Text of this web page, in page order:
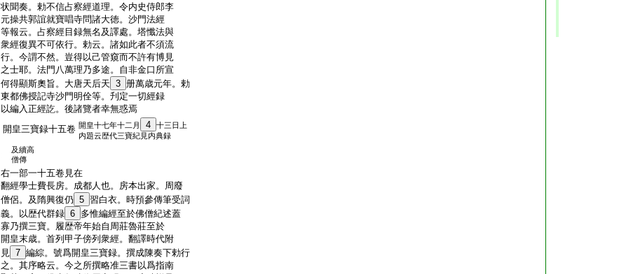
状聞奏。勅不信占察經道理。令内史侍郎李
元操共郭誼就寶唱寺問諸大徳。沙門法經
等報云。占察經目録無名及譯處。塔懺法與
衆經復異不可依行。勅云。諸如此者不須流
行。今謂不然。豈得以己管窺而不許有博見
之士耶。法門八萬理乃多途。自非金口所宣
何得顯斯奧旨。大唐天后天 3 册萬歳元年。勅
東都佛授記寺沙門明佺等。刋定一切經録
以編入正經訖。後諸覽者幸無惑焉
開皇三寶録十五卷 開皇十七年十二月 4
十三日上
内題云歴代三寶紀見内典録
及續高
僧傳
右一部一十五卷見在
翻經學士費長房。成都人也。房本出家。周廢
僧侶。及隋興復仍 5 習白衣。時預參傳筆受詞
義。以歴代群録 6 多惟編經至於佛僧紀述蓋
寡乃撰三寶。履歴帝年始自周莊魯莊至於
開皇末歳。首列甲子傍列衆經。翻譯時代附
見 7 編綜。號爲開皇三寶録。撰成陳奏下勅行
之。其序略云。今之所撰略准三書以爲指南